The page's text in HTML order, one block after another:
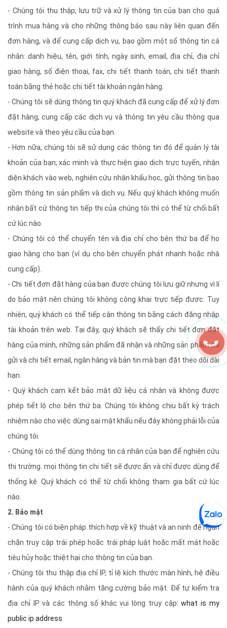
- Chúng tôi thu thập, lưu trữ và xử lý thông tin của bạn cho quá
trình mua hàng và cho những thông báo sau này liên quan đến
đơn hàng, và để cung cấp dịch vụ, bao gồm một số thông tin cá
nhân: danh hiệu, tên, giới tính, ngày sinh, email, địa chỉ, địa chỉ
giao hàng, số điện thoại, fax, chi tiết thanh toán, chi tiết thanh
toán bằng thẻ hoặc chi tiết tài khoản ngân hàng.
- Chúng tôi sẽ dùng thông tin quý khách đã cung cấp để xử lý đơn
đặt hàng, cung cấp các dịch vụ và thông tin yêu cầu thông qua
website và theo yêu cầu của bạn.
- Hơn nữa, chúng tôi sẽ sử dụng các thông tin đó để quản lý tài
khoản của bạn; xác minh và thực hiện giao dịch trực tuyến, nhận
diện khách vào web, nghiên cứu nhân khẩu học, gửi thông tin bao
gồm thông tin sản phẩm và dịch vụ. Nếu quý khách không muốn
nhận bất cứ thông tin tiếp thị của chúng tôi thì có thể từ chối bất
cứ lúc nào.
- Chúng tôi có thể chuyển tên và địa chỉ cho bên thứ ba để họ
giao hàng cho bạn (ví dụ cho bên chuyển phát nhanh hoặc nhà
cung cấp).
- Chi tiết đơn đặt hàng của bạn được chúng tôi lưu giữ nhưng vì lí
do bảo mật nên chúng tôi không công khai trực tiếp được. Tuy
nhiên, quý khách có thể tiếp cận thông tin bằng cách đăng nhập
tài khoản trên web. Tại đây, quý khách sẽ thấy chi tiết đơn đặt
hàng của mình, những sản phẩm đã nhận và những sản phẩm đã
gửi và chi tiết email, ngân hàng và bản tin mà bạn đặt theo dõi dài
hạn.
- Quý khách cam kết bảo mật dữ liệu cá nhân và không được
phép tiết lộ cho bên thứ ba. Chúng tôi không chịu bất kỳ trách
nhiệm nào cho việc dùng sai mật khẩu nếu đây không phải lỗi của
chúng tôi.
- Chúng tôi có thể dùng thông tin cá nhân của bạn để nghiên cứu
thị trường. mọi thông tin chi tiết sẽ được ẩn và chỉ được dùng để
thống kê. Quý khách có thể từ chối không tham gia bất cứ lúc
nào.
2. Bảo mật
- Chúng tôi có biện pháp thích hợp về kỹ thuật và an ninh để ngăn
chặn truy cập trái phép hoặc trái pháp luật hoặc mất mát hoặc
tiêu hủy hoặc thiệt hại cho thông tin của bạn.
- Chúng tôi thu thập địa chỉ IP, tỉ lệ kích thước màn hình, hệ điều
hành của quý khách nhằm tăng cường bảo mật. Để tự kiểm tra
địa chỉ IP và các thông số khác vui lòng truy cập:what is my
public ip address